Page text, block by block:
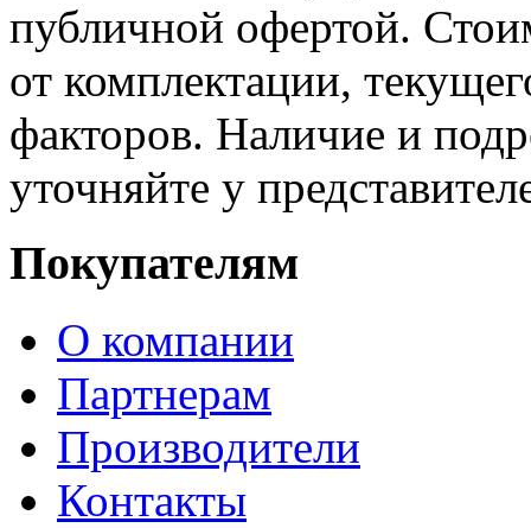
публичной офертой.
от комплектации,
факторов. Наличие и
уточняйте у
Покупателям
О компании
Партнерам
Производители
Контакты